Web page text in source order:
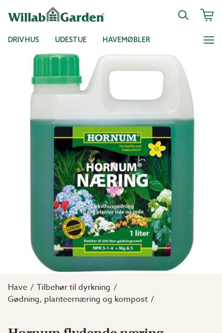
DRIVHUS UDESTUE HAVEMØBLER
Have
Tilbehør til dyrkning
Gødning, planteernæring og kompost